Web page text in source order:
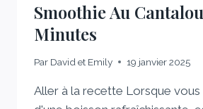
Smoothie Au
Minutes
Par David et Emily 19 janvier 2025
Aller à la recette Lorsque vous